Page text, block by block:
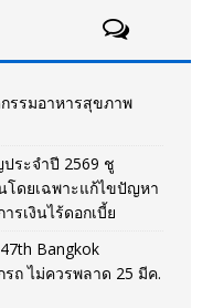
รรมอาหารสุขภาพ
ระจำปี 2569 ชู
ดยเฉพาะแก้ไขปัญหา
เงินไร้ดอกเบี้ย
Bangkok
ถ ไม่ควรพลาด 25 มีค.